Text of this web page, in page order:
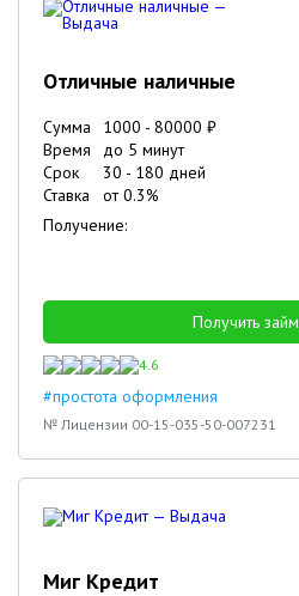
Отличные наличные
Сумма 1000 - 80000 ₽
Время
до 5 минут
Срок
30 - 180 дней
Ставка
от0.3%
Получение:
Получить займ
4.6
#простота оформления
№ Лицензии 00-15-035-50-007231
Миг Кредит